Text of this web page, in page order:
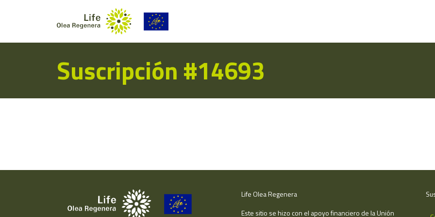
Suscripción #14693
Life Olea Regenera
Este sitio se hizo con el apoyo financiero de la Unión